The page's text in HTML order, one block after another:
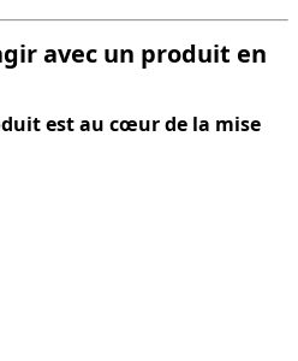
avec un produit en
est au cœur de la mise